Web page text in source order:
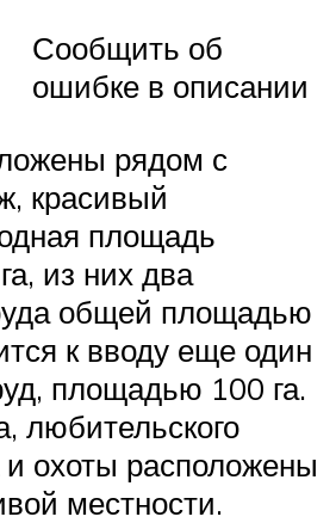
Сообщить об
ошибке в описании
рядом с
красивый
площадь
из них два
общей площадью
к вводу еще один
площадью 100 га.
любительского
охоты расположены
местности.